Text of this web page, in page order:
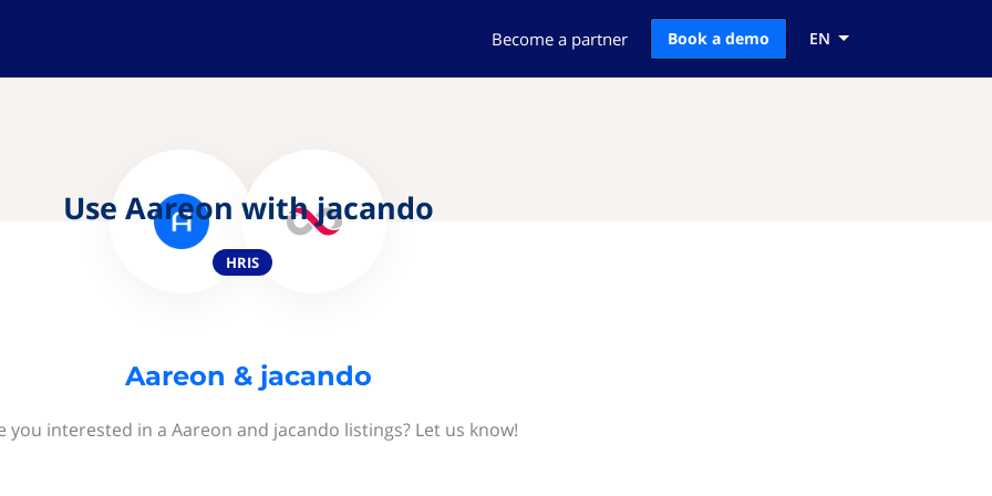
Become a partner Book a demo EN
Use Aareon with jacando
HRIS
Aareon & jacando
you interested in a Aareon and jacando listings? Let us know!